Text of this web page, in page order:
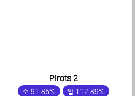
Pirots 2
주 91.85% 일 112.89%